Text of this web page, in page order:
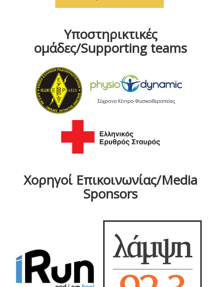
Υποστηρικτικές
ομάδες/Supporting teams
Χορηγοί Επικοινωνίας/Media
Sponsors